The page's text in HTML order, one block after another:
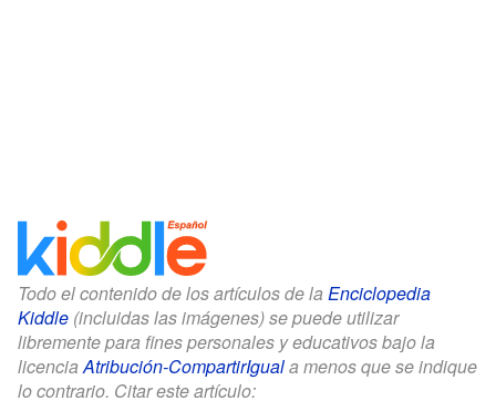
Todo el contenido de los artículos de la Enciclopedia
Kiddle (incluidas las imágenes) se puede utilizar
libremente para fines personales y educativos bajo la
licencia Atribución-CompartirIguala menos que se indique
lo contrario. Citar este artículo: